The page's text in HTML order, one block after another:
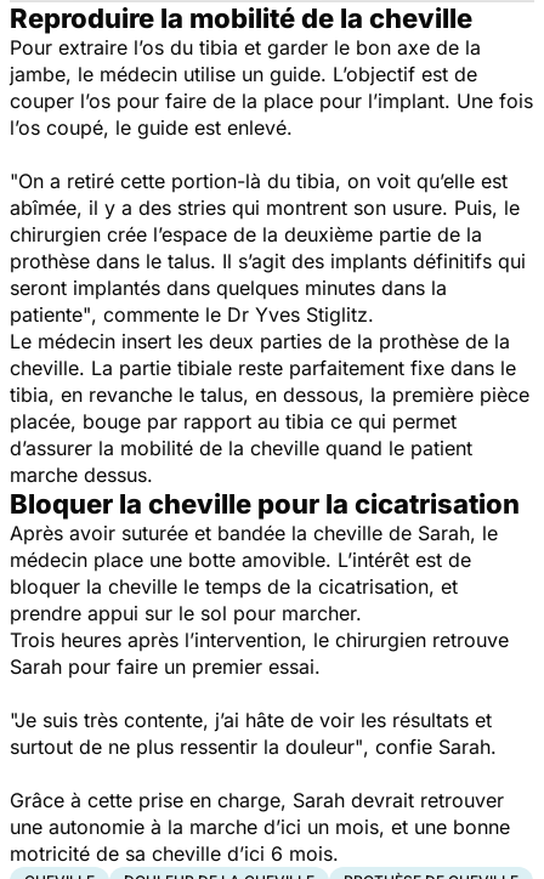
Reproduire la mobilité de la cheville
Pour extraire l’os du tibia et garder le bon axe de la
jambe, le médecin utilise un guide. L’objectif est de
couper l’os pour faire de la place pour l’implant. Une fois
l’os coupé, le guide est enlevé.
"On a retiré cette portion-là du tibia, on voit qu’elle est
abîmée, il y a des stries qui montrent son usure. Puis, le
chirurgien crée l’espace de la deuxième partie de la
prothèse dans le talus. Il s’agit des implants définitifs qui
seront implantés dans quelques minutes dans la
patiente", commente le Dr Yves Stiglitz.
Le médecin insert les deux parties de la prothèse de la
cheville. La partie tibiale reste parfaitement fixe dans le
tibia, en revanche le talus, en dessous, la première pièce
placée, bouge par rapport au tibia ce qui permet
d’assurer la mobilité de la cheville quand le patient
marche dessus.
Bloquer la cheville pour la cicatrisation
Après avoir suturée et bandée la cheville de Sarah, le
médecin place une botte amovible. L’intérêt est de
bloquer la cheville le temps de la cicatrisation, et
prendre appui sur le sol pour marcher.
Trois heures après l’intervention, le chirurgien retrouve
Sarah pour faire un premier essai.
"Je suis très contente, j’ai hâte de voir les résultats et
surtout de ne plus ressentir la douleur", confie Sarah.
Grâce à cette prise en charge, Sarah devrait retrouver
une autonomie à la marche d’ici un mois, et une bonne
motricité de sa cheville d’ici 6 mois.